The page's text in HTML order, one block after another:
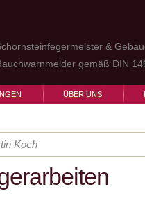
&
gemäß DIN
ÜBER UNS
Koch